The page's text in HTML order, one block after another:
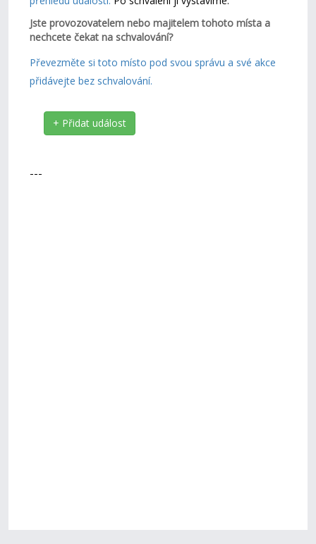
Jste provozovatelem nebo majitelem tohoto místa a
nechcete čekat na schvalování?
Převezměte si toto místo pod svou správu a své akce
přidávejte bez schvalování.
+ Přidat událost
---